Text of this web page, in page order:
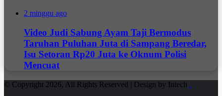
2 minggu ago
Video Judi Sabung Ayam Taji Bermodus
Taruhan Puluhan Juta di Sampang Beredar,
Isu Setoran Rp20 Juta ke Oknum Polisi
Mencuat
© Copyright 2026, All Rights Reserved | Design by Intech .